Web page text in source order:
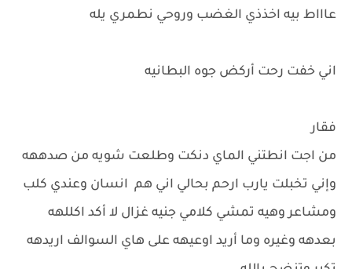
عاااط بيه اخذذي الغضب وروحي نطمري يله
اني خفت رحت أركض جوه البطانيه
فقار
من اجت انطتني الماي دنكت وطلعت شويه من صدههه
وإني تخبلت يارب ارحم بحالي اني هم انسان وعندي كلب
ومشاعر وهيه تمشي كلامي جنيه غزال لا أكد اكللهه
بعدهه وغيره وما أريد اوعيهه على هاي السوالف اريدهه